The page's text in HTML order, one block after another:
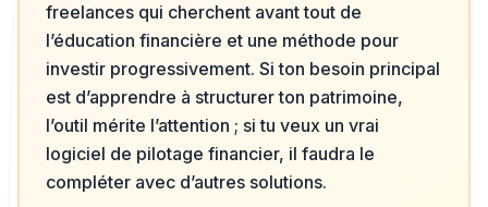
freelances qui cherchent avant tout de
l’éducation financière et une méthode pour
investir progressivement. Si ton besoin principal
est d’apprendre à structurer ton patrimoine,
l’outil mérite l’attention ; si tu veux un vrai
logiciel de pilotage financier, il faudra le
compléter avec d’autres solutions.